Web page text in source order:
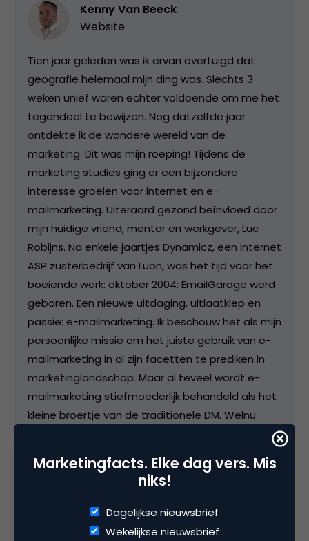
Kenny Van Beeck
Website
Tien jaar geleden was ik ervan overtuigd dat
geografie helemaal mijn ding was. Slechts 3
weken unief waren echter voldoende om me het
tegendeel te bewijzen. Nog datzelfde jaar
ontdekte ik de wondere wereld van de
marketing. Dit was mijn roeping! Tijdens de
marketing studies ging er een bijzondere
interesse groeien voor internet en e-
mailmarketing. Uiteraard gezond beïnvloed door
mijn huidige vriend, mentor en werkgever, Luc
Robijns. Na enkele jaartjes Dynamicz, een internet
ASP zusterbedrijf van Luon, was het tijd voor het
boeiende werk: oktober 2004: EmailGarage werd
geboren. Een nieuwe uitdaging, uitlaatklep en
passie: e-mailmarketing. Ik beschouw het als mijn
persoonlijke missie om het juiste gebruik van e-
mailmarketing in al zijn facetten te prediken in
marketinglandschap. Maar al teveel wordt e-
mailmarketing stiefmoederlijk behandeld als het
kleine broertje van de traditionele DM. Welnu
goede e-mail communicatie kan net zo efficiënt
de eindgebruiker. Bent u al echte opt-in in het
traditioneel kanaal tegengekomen? Met de
EmailGarage wekelijkse tips, de maandelijkse
gratis e-mailmarketing workshops, de
Marketingfacts. Elke dag vers. Mis
niks!
Dagelijkse nieuwsbrief
Wekelijkse nieuwsbrief